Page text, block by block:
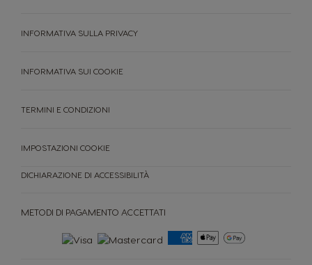
METODI DI PAGAMENTO ACCETTATI
INFORMATIVA SULLA PRIVACY
INFORMATIVA SUI COOKIE
TERMINI E CONDIZIONI
IMPOSTAZIONI COOKIE
DICHIARAZIONE DI ACCESSIBILITÀ